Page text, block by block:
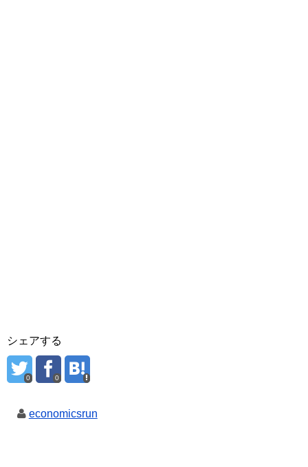
シェアする
0 0
economicsrun